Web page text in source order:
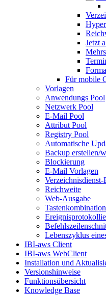
Jetzt
Für mobile
Vorlagen
Anwendungs Pool
Netzwerk Pool
E-Mail Pool
Attribut Pool
Registry Pool
Automatische
Backup erstellen/
Blockierung
E-Mail Vorlagen
Reichweite
Web-Ausgabe
Lebenszyklus
IBI-aws Client
IBI-aws WebClient
Installation und
Versionshinweise
Funktionsübersicht
Knowledge Base